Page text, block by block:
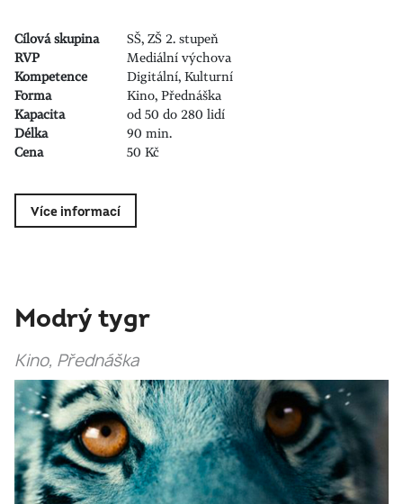
Cílová skupina
SŠ, ZŠ 2. stupeň
RVP
Mediální výchova
Kompetence
Digitální, Kulturní
Forma
Kino, Přednáška
Kapacita
od 50 do 280 lidí
Délka
90 min.
Cena
50 Kč
Více informací
Modrý tygr
Kino, Přednáška